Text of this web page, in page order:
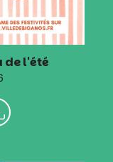
de l'été